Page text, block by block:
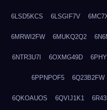
6LSD5KCS 6LSGIF7V
6MRWI2FW 6MUKQ2Q2
6NTR3U7I 6OXMG49D
6PPNPOF5 6Q23B2FW
6QKOAUOS 6QVIJ1K1